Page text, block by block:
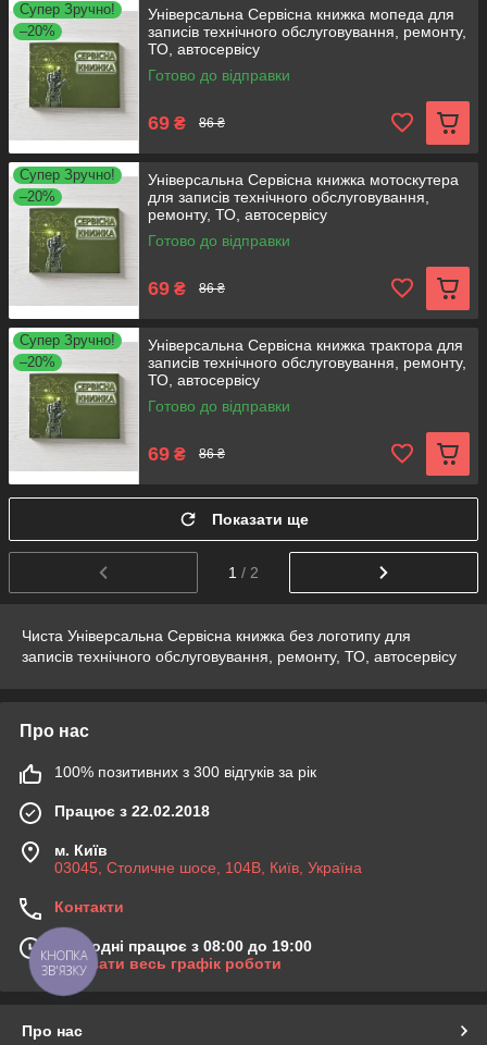
Супер Зручно!
–20%
Універсальна Сервісна книжка мопеда для
записів технічного обслуговування, ремонту,
ТО, автосервісу
Готово до відправки
69 ₴ 86 ₴
Супер Зручно!
–20%
Універсальна Сервісна книжка мотоскутера
для записів технічного обслуговування,
ремонту, ТО, автосервісу
Готово до відправки
69 ₴ 86 ₴
Супер Зручно!
–20%
Універсальна Сервісна книжка трактора для
записів технічного обслуговування, ремонту,
ТО, автосервісу
Готово до відправки
69 ₴ 86 ₴
Показати ще
1 / 2
Чиста Універсальна Сервісна книжка без логотипу для
записів технічного обслуговування, ремонту, ТО, автосервісу
Про нас
100% позитивних з 300 відгуків за рік
Працює з 22.02.2018
м. Київ
03045, Столичне шосе, 104B, Київ, Україна
Контакти
Сьогодні працює з 08:00 до 19:00
Показати весь графік роботи
Про нас
КНОПКА
ЗВ'ЯЗКУ